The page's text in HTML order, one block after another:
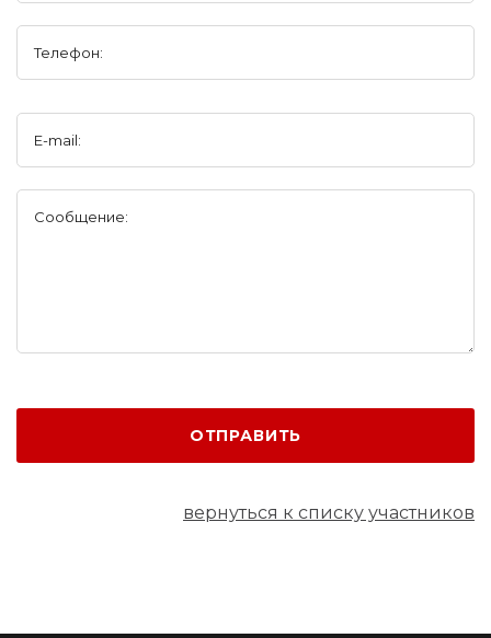
Телефон:
E-mail:
Сообщение:
ОТПРАВИТЬ
вернуться к списку участников